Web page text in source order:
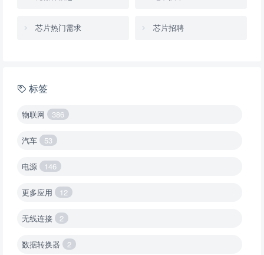
芯片热门需求 芯片招聘
标签
物联网 386
汽车 53
电源 146
更多应用 12
无线连接 2
数据转换器 2